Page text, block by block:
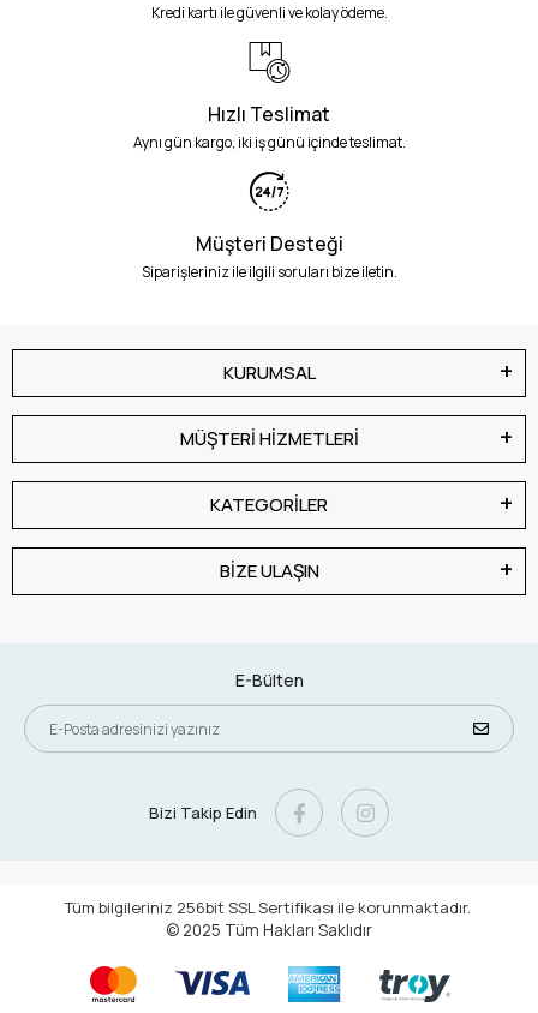
Kredi kartı ile güvenli ve kolay ödeme.
Hızlı Teslimat
Aynı gün kargo, iki iş günü içinde teslimat.
Müşteri Desteği
Siparişleriniz ile ilgili soruları bize iletin.
KURUMSAL
MÜŞTERİ HİZMETLERİ
KATEGORİLER
BİZE ULAŞIN
E-Bülten
Bizi Takip Edin
Tüm bilgileriniz 256bit SSL Sertifikası ile korunmaktadır.
© 2025 Tüm Hakları Saklıdır